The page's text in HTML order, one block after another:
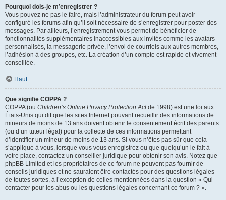
Pourquoi dois-je m’enregistrer ?
Vous pouvez ne pas le faire, mais l’administrateur du forum peut avoir
configuré les forums afin qu’il soit nécessaire de s’enregistrer pour poster des
messages. Par ailleurs, l’enregistrement vous permet de bénéficier de
fonctionnalités supplémentaires inaccessibles aux invités comme les avatars
personnalisés, la messagerie privée, l’envoi de courriels aux autres membres,
l’adhésion à des groupes, etc. La création d’un compte est rapide et vivement
conseillée.
Haut
Que signifie COPPA ?
COPPA (ou Children’s Online Privacy Protection Actde 1998) est une loi aux
États-Unis qui dit que les sites Internet pouvant recueillir des informations de
mineurs de moins de 13 ans doivent obtenir le consentement écrit des parents
(ou d’un tuteur légal) pour la collecte de ces informations permettant
d’identifier un mineur de moins de 13 ans. Si vous n’êtes pas sûr que cela
s’applique à vous, lorsque vous vous enregistrez ou que quelqu’un le fait à
votre place, contactez un conseiller juridique pour obtenir son avis. Notez que
phpBB Limited et les propriétaires de ce forum ne peuvent pas fournir de
conseils juridiques et ne sauraient être contactés pour des questions légales
de toutes sortes, à l’exception de celles mentionnées dans la question « Qui
contacter pour les abus ou les questions légales concernant ce forum ? ».